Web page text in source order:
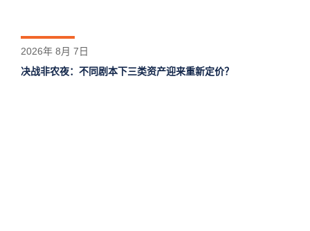
2026年 8月 7日
决战非农夜：不同剧本下三类资产迎来重新定价？